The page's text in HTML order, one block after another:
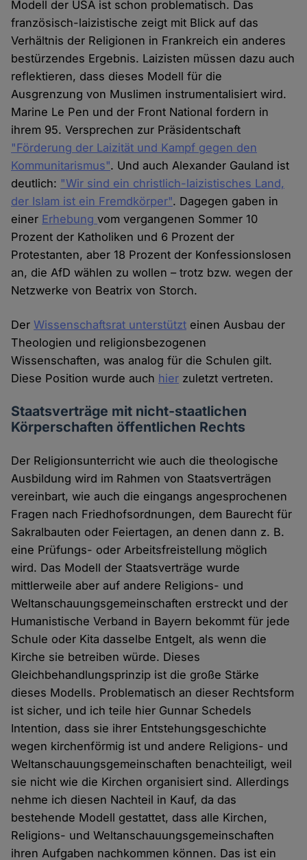
Modell der USA ist schon problematisch. Das
französisch-laizistische zeigt mit Blick auf das
Verhältnis der Religionen in Frankreich ein anderes
bestürzendes Ergebnis. Laizisten müssen dazu auch
reflektieren, dass dieses Modell für die
Ausgrenzung von Muslimen instrumentalisiert wird.
Marine Le Pen und der Front National fordern in
ihrem 95. Versprechen zur Präsidentschaft
"Förderung der Laizität und Kampf gegen den
Kommunitarismus". Und auch Alexander Gauland ist
deutlich: "Wir sind ein christlich-laizistisches Land,
der Islam ist ein Fremdkörper". Dagegen gaben in
einer Erhebungvom vergangenen Sommer 10
Prozent der Katholiken und 6 Prozent der
Protestanten, aber 18 Prozent der Konfessionslosen
an, die AfD wählen zu wollen – trotz bzw. wegen der
Netzwerke von Beatrix von Storch.
DerWissenschaftsrat unterstützt einen Ausbau der
Theologien und religionsbezogenen
Wissenschaften, was analog für die Schulen gilt.
Diese Position wurde auch hier zuletzt vertreten.
Staatsverträge mit nicht-staatlichen
Körperschaften öffentlichen Rechts
Der Religionsunterricht wie auch die theologische
Ausbildung wird im Rahmen von Staatsverträgen
vereinbart, wie auch die eingangs angesprochenen
Fragen nach Friedhofsordnungen, dem Baurecht für
Sakralbauten oder Feiertagen, an denen dann z. B.
eine Prüfungs- oder Arbeitsfreistellung möglich
wird. Das Modell der Staatsverträge wurde
mittlerweile aber auf andere Religions- und
Weltanschauungsgemeinschaften erstreckt und der
Humanistische Verband in Bayern bekommt für jede
Schule oder Kita dasselbe Entgelt, als wenn die
Kirche sie betreiben würde. Dieses
Gleichbehandlungsprinzip ist die große Stärke
dieses Modells. Problematisch an dieser Rechtsform
ist sicher, und ich teile hier Gunnar Schedels
Intention, dass sie ihrer Entstehungsgeschichte
wegen kirchenförmig ist und andere Religions- und
Weltanschauungsgemeinschaften benachteiligt, weil
sie nicht wie die Kirchen organisiert sind. Allerdings
nehme ich diesen Nachteil in Kauf, da das
bestehende Modell gestattet, dass alle Kirchen,
Religions- und Weltanschauungsgemeinschaften
ihren Aufgaben nachkommen können. Das ist ein